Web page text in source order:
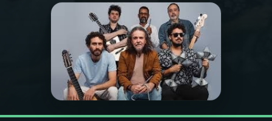
A RÁDIO
PROGRAMAÇÃO
PROGRAMAS